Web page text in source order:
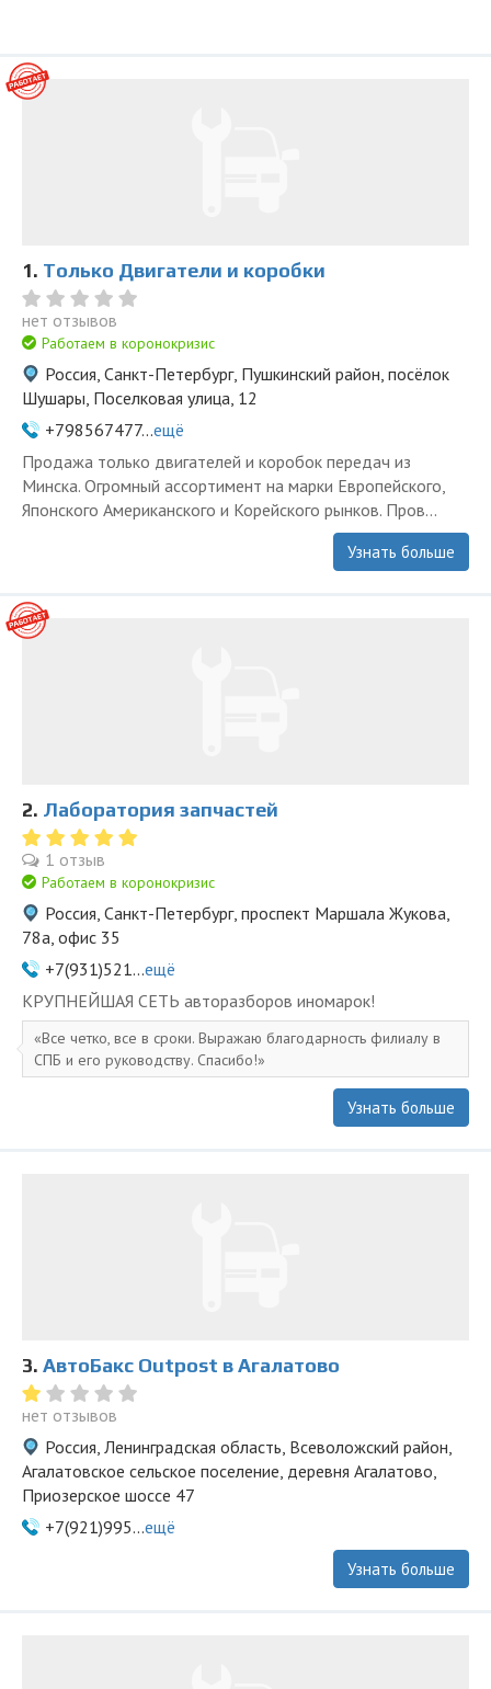
1. Только Двигатели и коробки
нет отзывов
Работаем в коронокризис
Россия, Санкт-Петербург, Пушкинский район, посёлок
Шушары, Поселковая улица, 12
+798567477...ещё
Продажа только двигателей и коробок передач из
Минска. Огромный ассортимент на марки Европейского,
Японского Американского и Корейского рынков. Пров...
Узнать больше
2. Лаборатория запчастей
1 отзыв
Работаем в коронокризис
Россия, Санкт-Петербург, проспект Маршала Жукова,
78а, офис 35
+7(931)521...ещё
KPУПНЕЙШAЯ СЕTЬ aвторазбopов иномapoк!
Все четко, все в сроки. Выражаю благодарность филиалу в
СПБ и его руководству. Спасибо!
Узнать больше
3. АвтоБакс Outpost в Агалатово
нет отзывов
Россия, Ленинградская область, Всеволожский район,
Агалатовское сельское поселение, деревня Агалатово,
Приозерское шоссе 47
+7(921)995...ещё
Узнать больше